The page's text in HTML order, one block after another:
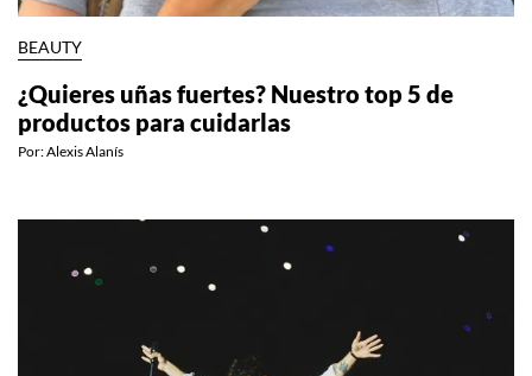
BEAUTY
¿Quieres uñas fuertes? Nuestro top 5 de
productos para cuidarlas
Por:Alexis Alanís